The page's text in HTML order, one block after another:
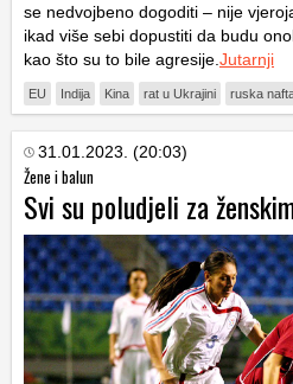
se nedvojbeno dogoditi – nije
ikad više sebi dopustiti da budu
kao što su to bile agresije. Jutarnji
EU Indija Kina rat u Ukrajini ruska
31.01.2023. (20:03)
Žene i balun
Svi su poludjeli za